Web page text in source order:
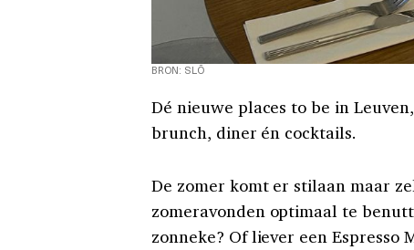
BRON: SLŌ
Dé nieuwe places to be in
brunch, diner én cocktails.
De zomer komt er stilaan maar
zomeravonden optimaal te
zonneke? Of liever een